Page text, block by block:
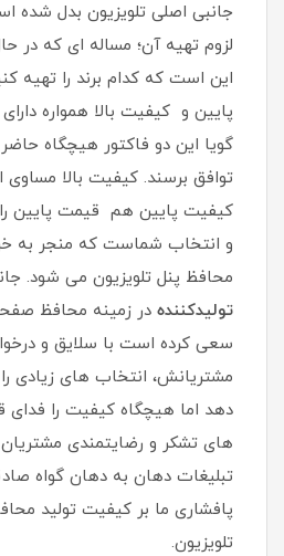
جانبی اصلی تلویزیون بدل شده
لزوم تهیه آن؛ مساله ای که در
این است که کدام برند را تهیه
پایین و کیفیت بالا همواره
گویا این دو فاکتور هیچگاه
توافق برسند. کیفیت بالا
کیفیت پایین هم قیمت پایین
و انتخاب شماست که منجر به
محافظ پنل تلویزیون می شود.
تولیدکننده در زمینه محافظ
سعی کرده است با سلایق و
مشتریانش، انتخاب های زیادی
دهد اما هیچگاه کیفیت را
های تشکر و رضایتمندی مشتریان
تبلیغات دهان به دهان گواه
پافشاری ما بر کیفیت تولید
تلویزیون.